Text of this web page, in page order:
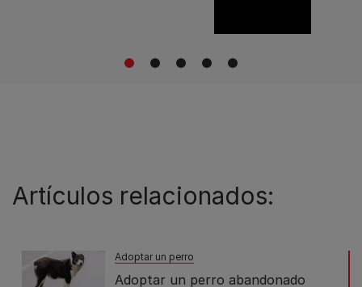
1 2 3 4 5
Artículos relacionados:
Adoptar un perro
Adoptar un perro abandonado